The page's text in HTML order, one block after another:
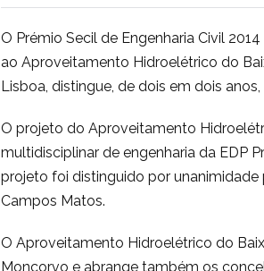
O Prémio Secil de Engenharia Civil
ao Aproveitamento Hidroelétrico do
Lisboa, distingue, de dois em dois
O projeto do Aproveitamento
multidisciplinar de engenharia da EDP
projeto foi distinguido por unanimidade
Campos Matos.
O Aproveitamento Hidroelétrico do
Moncorvo e abrange também os